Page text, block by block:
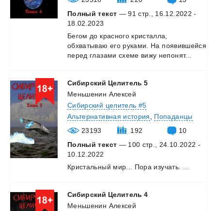
Полный текст — 91 стр., 16.12.2022 -
18.02.2023
Бегом до красного кристалла,
обхватываю его руками. На появившейся
перед глазами схеме вижу непонят...
Сибирский Целитель 5
Меньшенин Алексей
Сибирский целитель #5
Альтернативная история
Попаданцы
23193
192
10
Полный текст — 100 стр., 24.10.2022 -
10.12.2022
Кристальный мир... Пора изучать.
Сибирский Целитель 4
Меньшенин Алексей